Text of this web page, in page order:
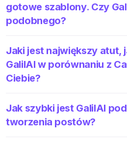
gotowe szablony. Czy
podobnego?
Jaki jest największy atut,
GalilAI w porównaniu z
Ciebie?
Jak szybki jest GalilAI
tworzenia postów?